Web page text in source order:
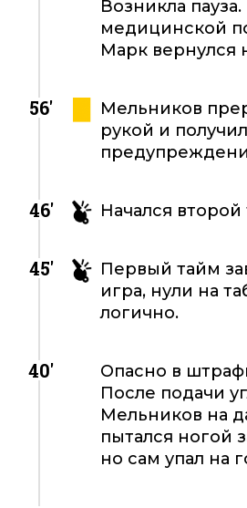
Возникла
медицинской
Марк вернулся
56'
Мельников
рукой и получил
46' Начался второй
45'
Первый тайм
игра, нули на
логично.
40'
Опасно в
После подачи
Мельников на
пытался ногой
но сам упал на